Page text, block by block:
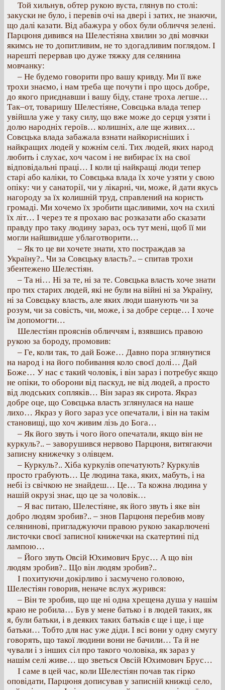
Той хильнув, обтер рукою вуста, глянув по столі:
закуски не було, і перевів очі на двері і затих, не знаючи,
що далі казати. Від абажура у обох були обличчя зелені.
Парцюня дивився на Шелестіяна хвилин зо дві мовчки
якимсь не то допитливим, не то здогадливим поглядом. І
нарешті перервав цю дуже тяжку для селянина
мовчанку:
– Не будемо говорити про вашу кривду. Ми її вже
трохи знаємо, і нам треба ще почути і про щось добре,
до якого приєднавши і вашу біду, стане троха легше…
Так–от, товаришу Шелестіяне, Совєцька влада тепер
увійшла уже у таку силу, що вже може до серця узяти і
долю народніх героїв… колишніх, але ще живих…
Совєцька влада забажала взнати найкорисніших і
найкращих людей у кожнім селі. Тих людей, яких народ
любить і слухає, хоч часом і не вибирає їх на свої
відповідальні праці… І коли ці найкращі люди тепер
старі або каліки, то Совєцька влада їх хоче узяти у свою
опіку: чи у санаторії, чи у лікарні, чи, може, й дати якусь
нагороду за їх колишній труд, справлений на користь
громаді. Ми хочемо їх зробити щасливими, хоч на схилі
їх літ… І через те я прохаю вас розказати або сказати
правду про таку людину зараз, ось тут мені, щоб її ми
могли найшвидше ублаготворити…
– Як то це ви хочете знати, хто постраждав за
Україну?.. Чи за Совєцьку власть?.. – спитав трохи
збентежено Шелестіян.
– Та ні… Ні за те, ні за те. Совєцька власть хоче знати
про тих старих людей, які не були на війні ні за Україну,
ні за Совєцьку власть, але яких люди шанують чи за
розум, чи за совість, чи, може, і за добре серце… І хоче
їм допомогти…
Шелестіян прояснів обличчям і, взявшись правою
рукою за бороду, промовив:
– Ге, коли так, то дай Боже… Давно пора зглянутися
на народ і на його побивання коло своєї долі… Дай
Боже… У нас є такий чоловік, і він зараз і потребує якщо
не опіки, то оборони від паскуд, не від людей, а просто
від людських сопляків… Він зараз як сирота. Якраз
добре оце, що Совєцька власть зглянулася на наше
лихо… Якраз у його зараз усе опечатали, і він на такім
становищі, що хоч живим лізь до Бога…
– Як його звуть і чого його опечатали, якщо він не
куркуль?.. – заворушився нервово Парцюня, витягаючи
записну книжечку з олівцем.
– Куркуль?.. Хіба куркулів опечатують? Куркулів
просто грабують… Це людина така, яких, мабуть, і на
небі із свічкою не знайдеш… Це… Та кожна людина у
нашій окрузі знає, що це за чоловік…
– Я вас питаю, Шелестіяне, як його звуть і яке він
добро людям зробив?.. – знов Парцюня перебив мову
селянинові, пригладжуючи правою рукою закарлючені
листочки своєї записної книжечки на скатертині під
лампою…
– Його звуть Овсій Юхимович Брус… А що він
людям зробив?.. Що він людям зробив?..
І похитуючи докірливо і засмучено головою,
Шелестіян говорив, неначе вслух журився:
– Він те зробив, що ще ні одна хрещена душа у нашім
краю не робила… Був у мене батько і в людей таких, як
я, були батьки, і в деяких таких батьків є ще і ще, і ще
батьки… Тобто для нас уже діди. І всі вони у одну смугу
говорять, що такої людини вони не бачили… Та й не
чували і з інших сіл про такого чоловіка, як зараз у
нашім селі живе… що зветься Овсій Юхимович Брус…
І саме в цей час, коли Шелестіян почав так гірко
оповідати, Парцюня дописував у записній книжці село,